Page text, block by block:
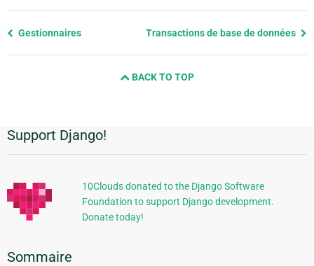
Previous
Gestionnaires Transactions de base de données
BACK TO TOP
Informations
supplémentaires
Support Django!
10Clouds donated to the Django Software
Foundation to support Django development.
Donate today!
Sommaire